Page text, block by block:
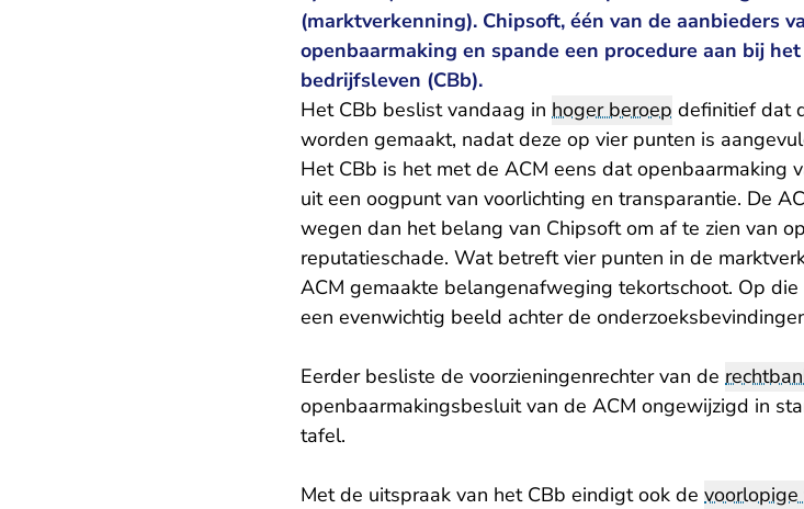
(marktverkenning). Chipsoft, één van de aanbieders
openbaarmaking en spande een procedure aan bij
bedrijfsleven (CBb).
Het CBb beslist vandaag in hoger beroep definitief dat
worden gemaakt, nadat deze op vier punten is
Het CBb is het met de ACM eens dat openbaarmaking
uit een oogpunt van voorlichting en transparantie. De
wegen dan het belang van Chipsoft om af te zien van
reputatieschade. Wat betreft vier punten in de
ACM gemaakte belangenafweging tekortschoot. Op
een evenwichtig beeld achter de
Eerder besliste de voorzieningenrechter van de
openbaarmakingsbesluit van de ACM ongewijzigd in
tafel.
Met de uitspraak van het CBb eindigt ook de voorlopige